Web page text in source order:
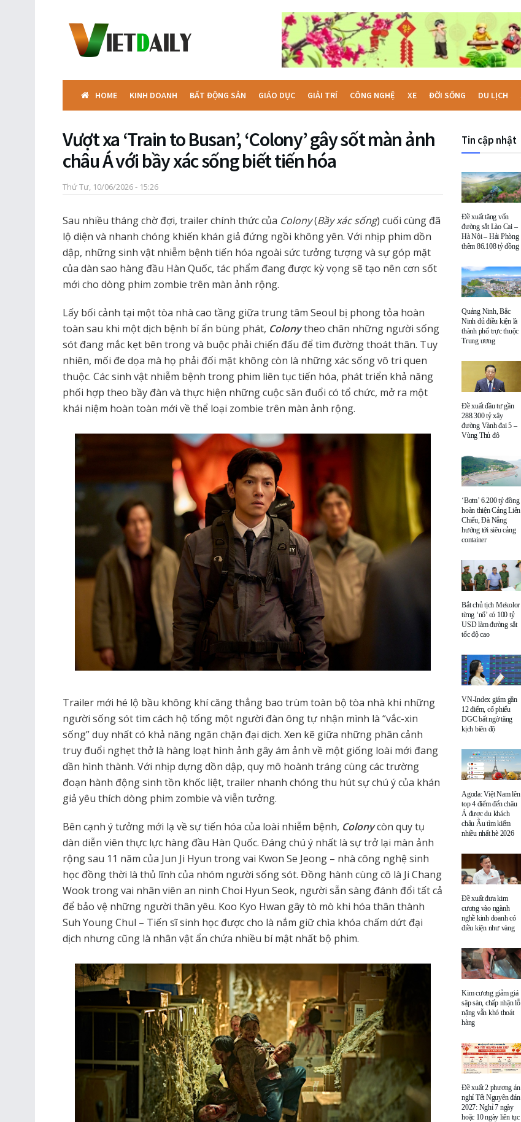
HOME KINH DOANH BẤT ĐỘNG SẢN GIÁO DỤC GIẢI TRÍ CÔNG NGHỆ XE ĐỜI SỐNG DU LỊCH
Vượt xa ‘Train to Busan’, ‘Colony’ gây sốt màn ảnh
châu Á với bầy xác sống biết tiến hóa
Thứ Tư, 10/06/2026 - 15:26
Sau nhiều tháng chờ đợi, trailer chính thức của Colony(Bầy xác sống) cuối cùng đã
lộ diện và nhanh chóng khiến khán giả đứng ngồi không yên. Với nhịp phim dồn
dập, những sinh vật nhiễm bệnh tiến hóa ngoài sức tưởng tượng và sự góp mặt
của dàn sao hàng đầu Hàn Quốc, tác phẩm đang được kỳ vọng sẽ tạo nên cơn sốt
mới cho dòng phim zombie trên màn ảnh rộng.
Lấy bối cảnh tại một tòa nhà cao tầng giữa trung tâm Seoul bị phong tỏa hoàn
toàn sau khi một dịch bệnh bí ẩn bùng phát, Colonytheo chân những người sống
sót đang mắc kẹt bên trong và buộc phải chiến đấu để tìm đường thoát thân. Tuy
nhiên, mối đe dọa mà họ phải đối mặt không còn là những xác sống vô tri quen
thuộc. Các sinh vật nhiễm bệnh trong phim liên tục tiến hóa, phát triển khả năng
phối hợp theo bầy đàn và thực hiện những cuộc săn đuổi có tổ chức, mở ra một
khái niệm hoàn toàn mới về thể loại zombie trên màn ảnh rộng.
Trailer mới hé lộ bầu không khí căng thẳng bao trùm toàn bộ tòa nhà khi những
người sống sót tìm cách hộ tống một người đàn ông tự nhận mình là “vắc-xin
sống” duy nhất có khả năng ngăn chặn đại dịch. Xen kẽ giữa những phân cảnh
truy đuổi nghẹt thở là hàng loạt hình ảnh gây ám ảnh về một giống loài mới đang
dần hình thành. Với nhịp dựng dồn dập, quy mô hoành tráng cùng các trường
đoạn hành động sinh tồn khốc liệt, trailer nhanh chóng thu hút sự chú ý của khán
giả yêu thích dòng phim zombie và viễn tưởng.
Bên cạnh ý tưởng mới lạ về sự tiến hóa của loài nhiễm bệnh, Colonycòn quy tụ
dàn diễn viên thực lực hàng đầu Hàn Quốc. Đáng chú ý nhất là sự trở lại màn ảnh
rộng sau 11 năm của Jun Ji Hyun trong vai Kwon Se Jeong – nhà công nghệ sinh
học đồng thời là thủ lĩnh của nhóm người sống sót. Đồng hành cùng cô là Ji Chang
Wook trong vai nhân viên an ninh Choi Hyun Seok, người sẵn sàng đánh đổi tất cả
để bảo vệ những người thân yêu. Koo Kyo Hwan gây tò mò khi hóa thân thành
Suh Young Chul – Tiến sĩ sinh học được cho là nắm giữ chìa khóa chấm dứt đại
dịch nhưng cũng là nhân vật ẩn chứa nhiều bí mật nhất bộ phim.
Tin cập nhật
Đề xuất tăng vốn
đường sắt Lào Cai –
Hà Nội – Hải Phòng
thêm 86.108 tỷ đồng
Quảng Ninh, Bắc
Ninh đủ điều kiện là
thành phố trực thuộc
Trung ương
Đề xuất đầu tư gần
288.300 tỷ xây
đường Vành đai 5 –
Vùng Thủ đô
‘Bơm’ 6.200 tỷ đồng
hoàn thiện Cảng Liên
Chiểu, Đà Nẵng
hướng tới siêu cảng
container
Bắt chủ tịch Mekolor
từng ‘nổ’ có 100 tỷ
USD làm đường sắt
tốc độ cao
VN-Index giảm gần
12 điểm, cổ phiếu
DGC bất ngờ tăng
kịch biên độ
Agoda: Việt Nam lên
top 4 điểm đến châu
Á được du khách
châu Âu tìm kiếm
nhiều nhất hè 2026
Đề xuất đưa kim
cương vào ngành
nghề kinh doanh có
điều kiện như vàng
Kim cương giảm giá
sập sàn, chấp nhận lỗ
nặng vẫn khó thoát
hàng
Đề xuất 2 phương án
nghỉ Tết Nguyên đán
2027: Nghỉ 7 ngày
hoặc 10 ngày liên tục